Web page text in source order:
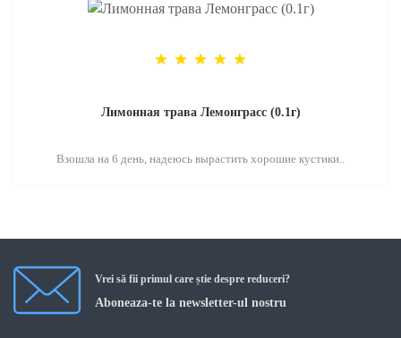
Лимонная трава Лемонграсс (0.1г)
Взошла на 6 день, надеюсь вырастить хорошие кустики..
Vrei să fii primul care știe despre reduceri?
Aboneaza-te la newsletter-ul nostru